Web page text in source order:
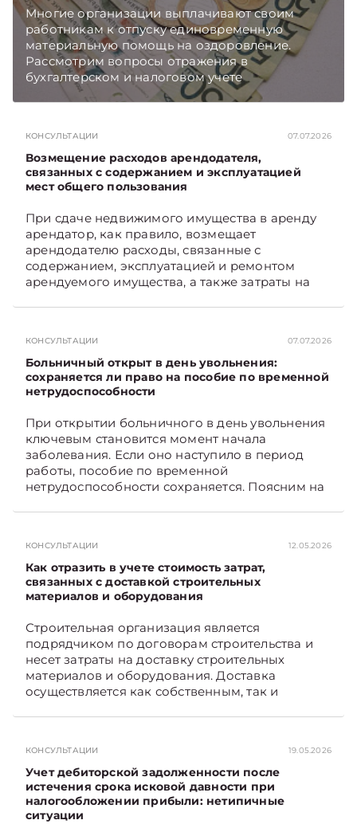
Многие организации выплачивают своим
работникам к отпуску единовременную
материальную помощь на оздоровление.
Рассмотрим вопросы отражения в
бухгалтерском и налоговом учете
хозяйственных операций по начислению и
Главное об экономике Беларуси — раньше,
чем в новостях TelegramViber
КОНСУЛЬТАЦИИ 07.07.2026
Возмещение расходов арендодателя,
связанных с содержанием и эксплуатацией
мест общего пользования
При сдаче недвижимого имущества в аренду
арендатор, как правило, возмещает
арендодателю расходы, связанные с
содержанием, эксплуатацией и ремонтом
арендуемого имущества, а также затраты на
связанных с содержанием и эксплуатацией
мест общего пользования, в частности –
контрольно-­пропускного пункта? Рассмотрим
порядок их распределения. Подписывайтесь
экономике Беларуси — раньше, чем в новостях
TelegramViber
КОНСУЛЬТАЦИИ 07.07.2026
Больничный открыт в день увольнения:
сохраняется ли право на пособие по временной
нетрудоспособности
При открытии больничного в день увольнения
ключевым становится момент начала
заболевания. Если оно наступило в период
работы, пособие по временной
нетрудоспособности сохраняется. Поясним на
КОНСУЛЬТАЦИИ 12.05.2026
Как отразить в учете стоимость затрат,
связанных с доставкой строительных
материалов и оборудования
Строительная организация является
подрядчиком по договорам строительства и
несет затраты на доставку строительных
материалов и оборудования. Доставка
осуществляется как собственным, так и
Viber, чтобы не пропускать новые статьи
TelegramViber
КОНСУЛЬТАЦИИ 19.05.2026
Учет дебиторской задолженности после
истечения срока исковой давности при
налогообложении прибыли: нетипичные
ситуации